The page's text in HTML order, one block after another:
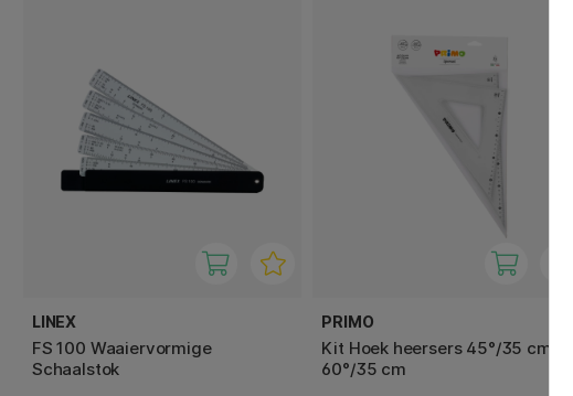
LINEX
FS 100 Waaiervormige
Schaalstok
PRIMO
Kit Hoek heersers 45°/35 cm +
60°/35 cm